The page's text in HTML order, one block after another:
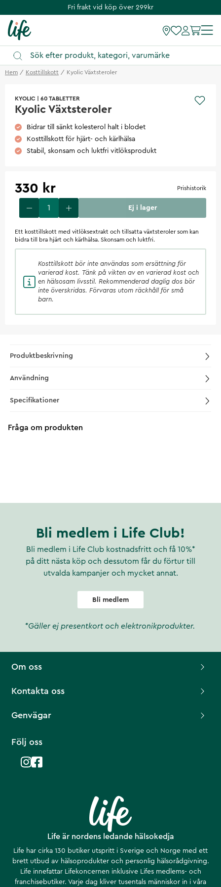
Fri frakt vid köp över 299kr
Hem Kosttillskott Kyolic Växtsteroler
KYOLIC 60 TABLETTER
Kyolic Växtsteroler
Bidrar till sänkt kolesterol halt i blodet
Kosttillskott för hjärt- och kärlhälsa
Stabil, skonsam och luktfri vitlöksprodukt
330 kr Prishistorik
Ej i lager
Ett kosttillskott med vitlöksextrakt och tillsatta växtsteroler som kan
bidra till bra hjärt och kärlhälsa. Skonsam och luktfri.
Kosttillskott bör inte användas som ersättning för
varierad kost. Tänk på vikten av en varierad kost och
en hälsosam livsstil. Rekommenderad daglig dos bör
inte överskridas. Förvaras utom räckhåll för små
barn.
Produktbeskrivning
Användning
Specifikationer
Fråga om produkten
Bli medlem i Life Club!
Bli medlem i Life Club kostnadsfritt och få 10%*
på ditt nästa köp och dessutom får du förtur till
utvalda kampanjer och mycket annat.
Bli medlem
*Gäller ej presentkort och elektronikprodukter.
Life är nordens ledande hälsokedja
Life har cirka 130 butiker utspritt i Sverige och Norge med ett
brett utbud av hälsoprodukter och personlig hälsorådgivning.
Life innefattar Lifekoncernen inklusive Lifes medlems- och
franchisebutiker. Varje dag kliver tusentals människor in i våra
Om oss
Kontakta oss
Genvägar
Följ oss